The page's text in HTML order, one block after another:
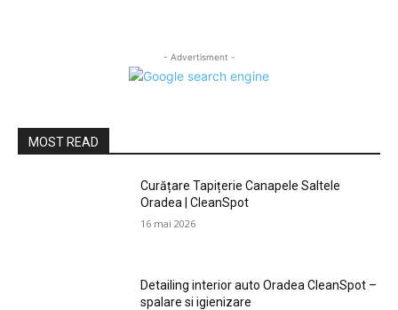
- Advertisment -
MOST READ
Curățare Tapițerie Canapele Saltele
Oradea | CleanSpot
16 mai 2026
Detailing interior auto Oradea CleanSpot –
spalare si igienizare